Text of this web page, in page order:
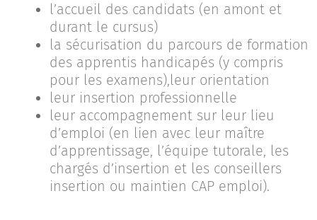
l’accueil des candidats (en amont et
durant le cursus)
la sécurisation du parcours de formation
des apprentis handicapés (y compris
pour les examens),leur orientation
leur insertion professionnelle
leur accompagnement sur leur lieu
d’emploi (en lien avec leur maître
d’apprentissage, l’équipe tutorale, les
chargés d’insertion et les conseillers
insertion ou maintien CAP emploi).